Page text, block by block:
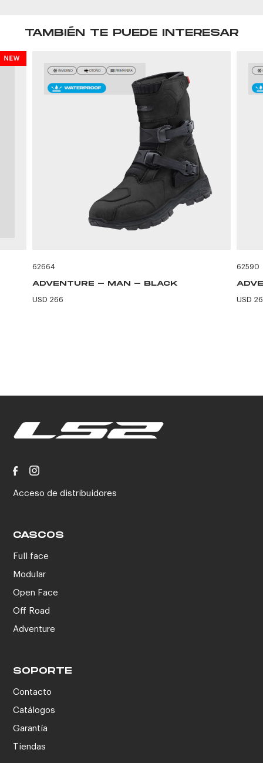
TAMBIÉN TE PUEDE INTERESAR
62664
ADVENTURE - MAN - BLACK
USD 266
62590
USD
Acceso de distribuidores
CASCOS
Full face
Modular
Open Face
Off Road
Adventure
SOPORTE
Contacto
Catálogos
Garantía
Tiendas